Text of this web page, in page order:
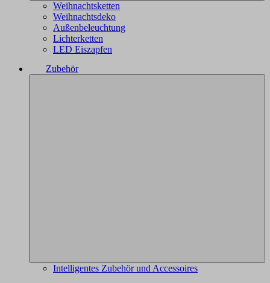
Weihnachtsketten
Weihnachtsdeko
Außenbeleuchtung
Lichterketten
LED Eiszapfen
Zubehör
Intelligentes Zubehör und Accessoires